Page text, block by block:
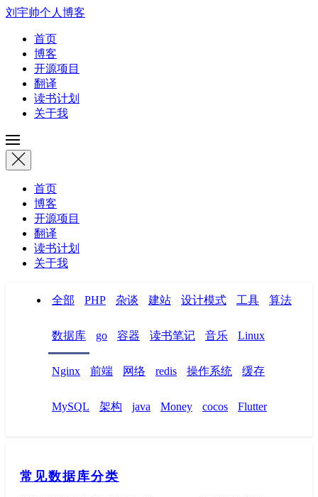
刘宇帅个人博客
首页
博客
开源项目
翻译
读书计划
关于我
首页
博客
开源项目
翻译
读书计划
关于我
全部 PHP 杂谈 建站 设计模式 工具 算法
数据库 go 容器 读书笔记 音乐 Linux
Nginx 前端 网络 redis 操作系统 缓存
MySQL 架构 java Money cocos Flutter
常见数据库分类